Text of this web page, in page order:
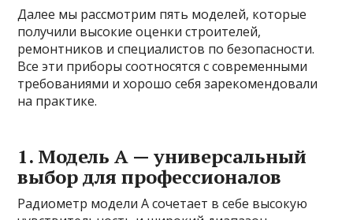
Далее мы рассмотрим пять моделей, которые
получили высокие оценки строителей,
ремонтников и специалистов по безопасности.
Все эти приборы соотносятся с современными
требованиями и хорошо себя зарекомендовали
на практике.
1. Модель А — универсальный
выбор для профессионалов
Радиометр модели А сочетает в себе высокую